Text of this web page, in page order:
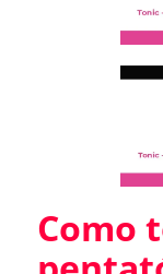
Como